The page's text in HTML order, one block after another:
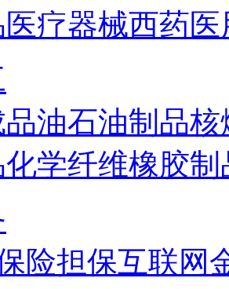
医疗器械西药
油石油制品核
化学纤维橡胶制
险担保互联网